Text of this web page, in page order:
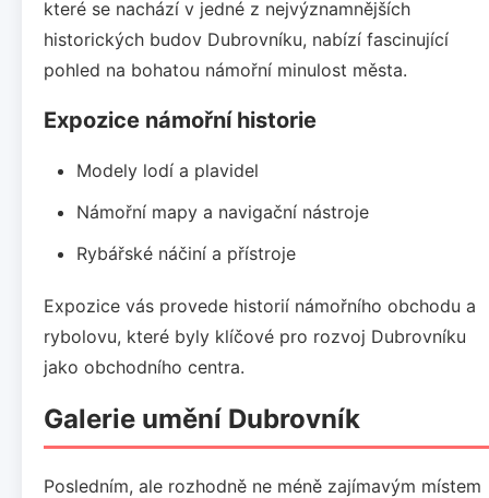
které se nachází v jedné z nejvýznamnějších
historických budov Dubrovníku, nabízí fascinující
pohled na bohatou námořní minulost města.
Expozice námořní historie
Modely lodí a plavidel
Námořní mapy a navigační nástroje
Rybářské náčiní a přístroje
Expozice vás provede historií námořního obchodu a
rybolovu, které byly klíčové pro rozvoj Dubrovníku
jako obchodního centra.
Galerie umění Dubrovník
Posledním, ale rozhodně ne méně zajímavým místem